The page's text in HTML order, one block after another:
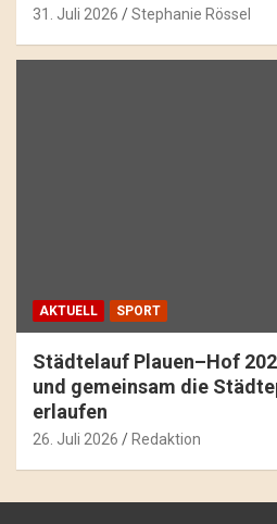
31. Juli 2026 Stephanie Rössel
AKTUELL SPORT
Städtelauf Plauen–Hof
und gemeinsam die
erlaufen
26. Juli 2026 Redaktion